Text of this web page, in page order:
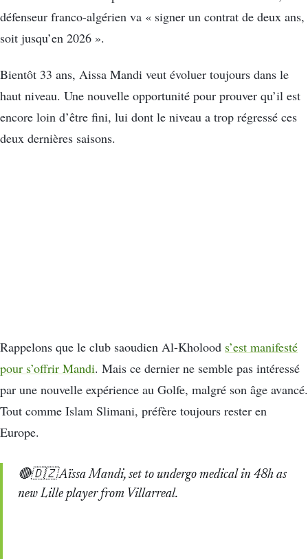
défenseur franco-algérien va « signer un contrat de deux ans,
soit jusqu’en 2026 ».
Bientôt 33 ans, Aissa Mandi veut évoluer toujours dans le
haut niveau. Une nouvelle opportunité pour prouver qu’il est
encore loin d’être fini, lui dont le niveau a trop régressé ces
deux dernières saisons.
Rappelons que le club saoudien Al-Kholood s’est manifesté
pour s’offrir Mandi. Mais ce dernier ne semble pas intéressé
par une nouvelle expérience au Golfe, malgré son âge avancé.
Tout comme Islam Slimani, préfère toujours rester en
Europe.
🔴🇩🇿 Aïssa Mandi, set to undergo medical in 48h as
new Lille player from Villarreal.